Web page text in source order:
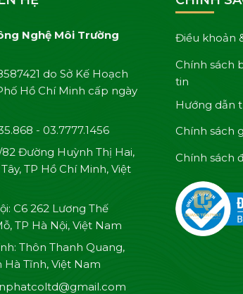
Nghệ Môi Trường
do Sở Kế Hoạch
Hồ Chí Minh cấp ngày
- 03.7777.1456
Đường Huỳnh Thị Hai,
TP Hồ Chí Minh, Việt
C6 262 Lương Thế
TP Hà Nội, Việt Nam
Thôn Thanh Quang,
Hà Tĩnh, Việt Nam
Điều khoản
Chính sách
tin
Hướng dẫn
Chính sách
Chính sách